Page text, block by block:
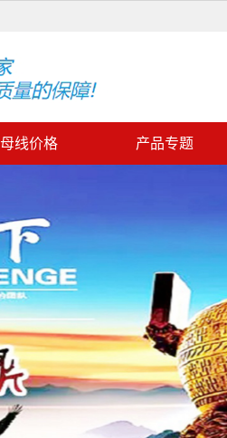
母线价格 产品专题